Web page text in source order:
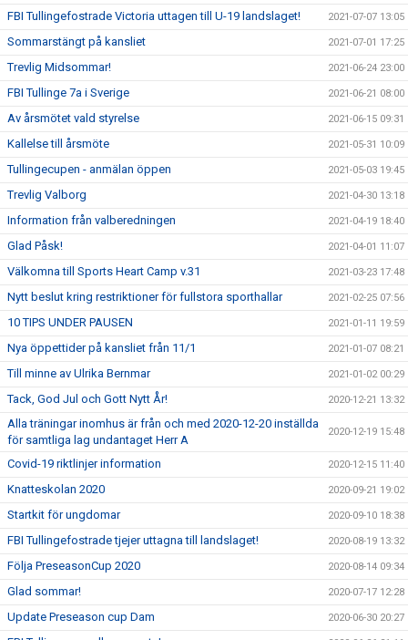
FBI Tullingefostrade Victoria uttagen till U-19 landslaget! 2021-07-07 13:05
Sommarstängt på kansliet 2021-07-01 17:25
Trevlig Midsommar! 2021-06-24 23:00
FBI Tullinge 7a i Sverige 2021-06-21 08:00
Av årsmötet vald styrelse 2021-06-15 09:31
Kallelse till årsmöte 2021-05-31 10:09
Tullingecupen - anmälan öppen 2021-05-03 19:45
Trevlig Valborg 2021-04-30 13:18
Information från valberedningen 2021-04-19 18:40
Glad Påsk! 2021-04-01 11:07
Välkomna till Sports Heart Camp v.31 2021-03-23 17:48
Nytt beslut kring restriktioner för fullstora sporthallar 2021-02-25 07:56
10 TIPS UNDER PAUSEN 2021-01-11 19:59
Nya öppettider på kansliet från 11/1 2021-01-07 08:21
Till minne av Ulrika Bernmar 2021-01-02 00:29
Tack, God Jul och Gott Nytt År! 2020-12-21 13:32
Alla träningar inomhus är från och med 2020-12-20 inställda
för samtliga lag undantaget Herr A
2020-12-19 15:48
Covid-19 riktlinjer information 2020-12-15 11:40
Knatteskolan 2020 2020-09-21 19:02
Startkit för ungdomar 2020-09-10 18:38
FBI Tullingefostrade tjejer uttagna till landslaget! 2020-08-19 13:32
Följa PreseasonCup 2020 2020-08-14 09:34
Glad sommar! 2020-07-17 12:28
Update Preseason cup Dam 2020-06-30 20:27